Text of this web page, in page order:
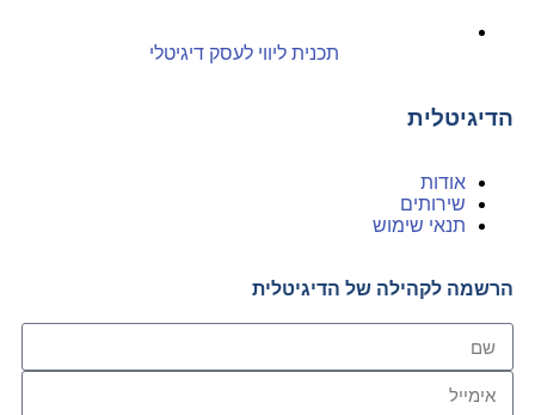
תכנית ליווי לעסק דיגיטלי
הדיגיטלית
אודות
שירותים
תנאי שימוש
הרשמה לקהילה של הדיגיטלית